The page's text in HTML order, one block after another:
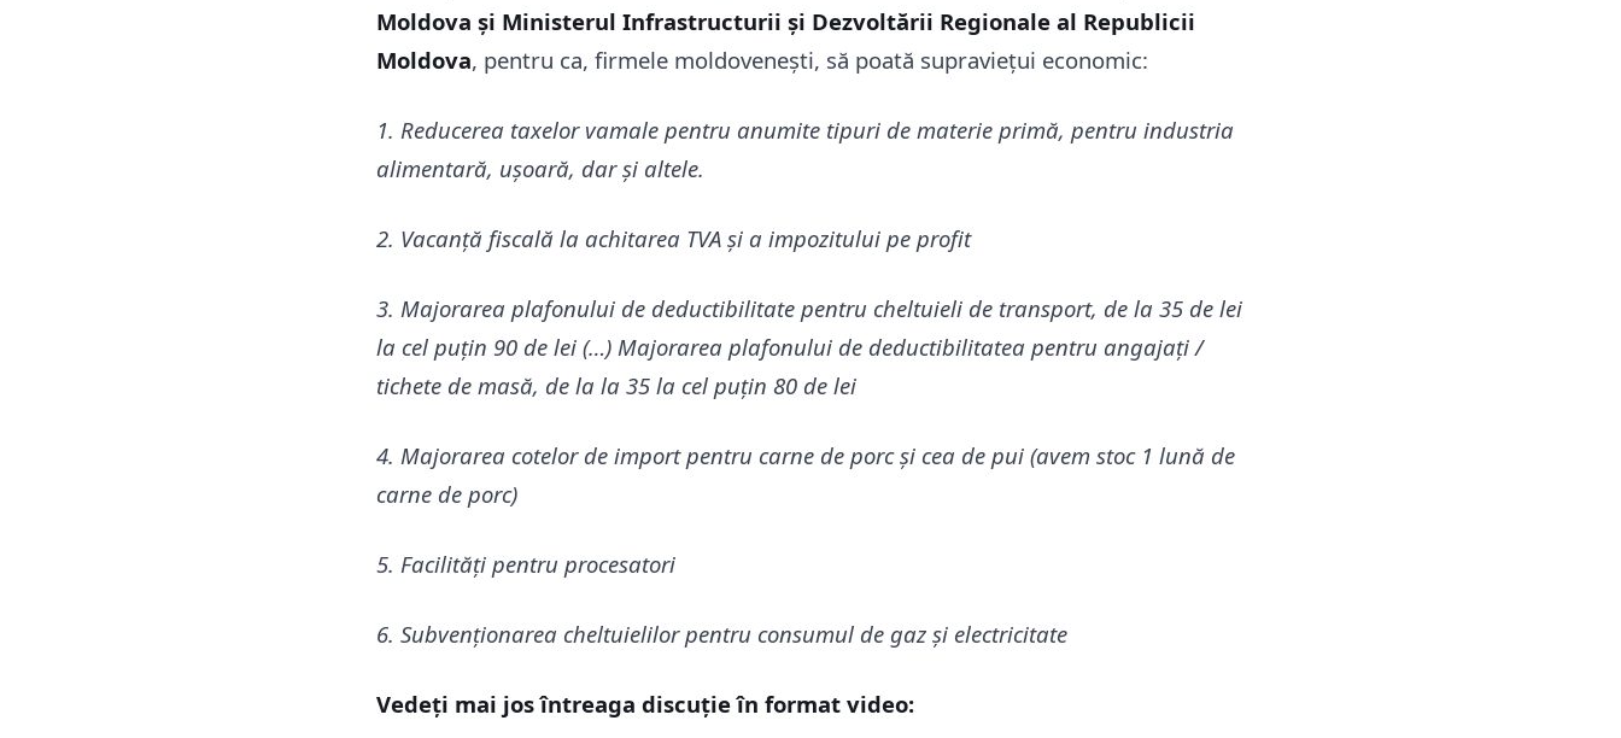
Moldova și Ministerul Infrastructurii și Dezvoltării Regionale al Republicii
Moldova, pentru ca, firmele moldovenești, să poată supraviețui economic:
1. Reducerea taxelor vamale pentru anumite tipuri de materie primă, pentru industria
alimentară, ușoară, dar și altele.
2. Vacanță fiscală la achitarea TVA și a impozitului pe profit
3. Majorarea plafonului de deductibilitate pentru cheltuieli de transport, de la 35 de lei
la cel puțin 90 de lei (…) Majorarea plafonului de deductibilitatea pentru angajați /
tichete de masă, de la la 35 la cel puțin 80 de lei
4. Majorarea cotelor de import pentru carne de porc și cea de pui (avem stoc 1 lună de
carne de porc)
5. Facilități pentru procesatori
6. Subvenționarea cheltuielilor pentru consumul de gaz și electricitate
Vedeți mai jos întreaga discuție în format video: